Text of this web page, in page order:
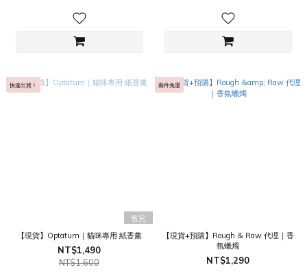
快速出貨！
售完
【現貨】Optatum｜貓咪專用 紙香薰
NT$1,490
NT$1,600
兩件免運
【現貨+預購】Rough & Raw 代理｜香
氛蠟燭
NT$1,290